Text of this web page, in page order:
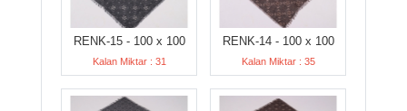
RENK-15 - 100 x 100
Kalan Miktar : 31
RENK-14 - 100 x 100
Kalan Miktar : 35